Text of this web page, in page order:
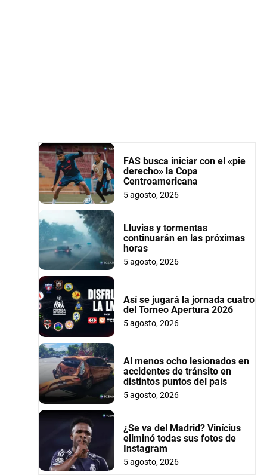
FAS busca iniciar con el «pie
derecho» la Copa
Centroamericana
5 agosto, 2026
Lluvias y tormentas
continuarán en las próximas
horas
5 agosto, 2026
Así se jugará la jornada cuatro
del Torneo Apertura 2026
5 agosto, 2026
Al menos ocho lesionados en
accidentes de tránsito en
distintos puntos del país
5 agosto, 2026
¿Se va del Madrid? Vinícius
eliminó todas sus fotos de
Instagram
5 agosto, 2026